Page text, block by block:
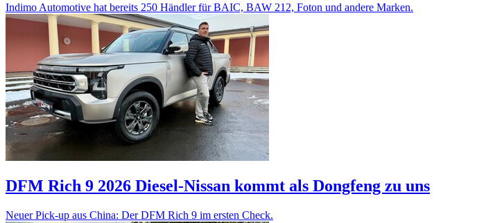
Indimo Automotive hat bereits 250 Händler für BAIC, BAW 212, Foton und andere Marken.
DFM Rich 9 2026 Diesel-Nissan kommt als Dongfeng zu uns
Neuer Pick-up aus China: Der DFM Rich 9 im ersten Check.